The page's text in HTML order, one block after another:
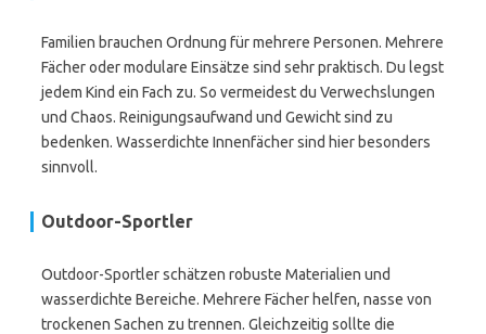
Familien brauchen Ordnung für mehrere Personen. Mehrere
Fächer oder modulare Einsätze sind sehr praktisch. Du legst
jedem Kind ein Fach zu. So vermeidest du Verwechslungen
und Chaos. Reinigungsaufwand und Gewicht sind zu
bedenken. Wasserdichte Innenfächer sind hier besonders
sinnvoll.
Outdoor-Sportler
Outdoor-Sportler schätzen robuste Materialien und
wasserdichte Bereiche. Mehrere Fächer helfen, nasse von
trockenen Sachen zu trennen. Gleichzeitig sollte die